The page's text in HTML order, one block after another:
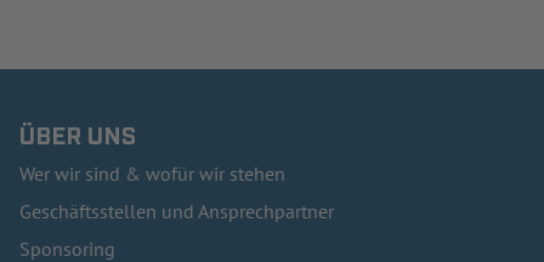
ÜBER UNS
Wer wir sind & wofür wir stehen
Geschäftsstellen und Ansprechpartner
Sponsoring